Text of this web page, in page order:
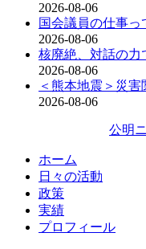
2026-08-06
国会議員の仕事っ
2026-08-06
核廃絶、対話の力
2026-08-06
＜熊本地震＞災
2026-08-06
公明
ホーム
日々の活動
政策
実績
プロフィール